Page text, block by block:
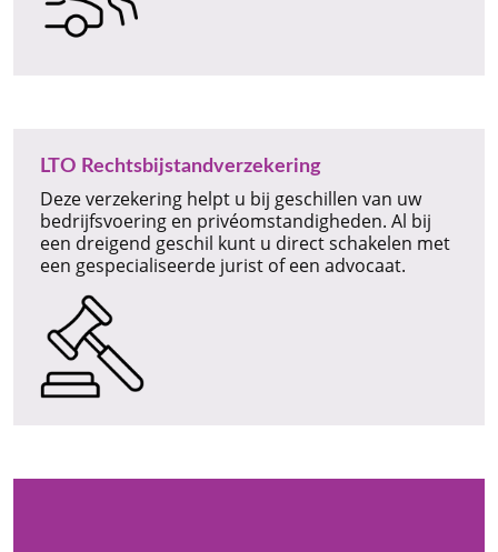
LTO Rechtsbijstandverzekering
Deze verzekering helpt u bij geschillen van uw
bedrijfsvoering en privéomstandigheden. Al bij
een dreigend geschil kunt u direct schakelen met
een gespecialiseerde jurist of een advocaat.